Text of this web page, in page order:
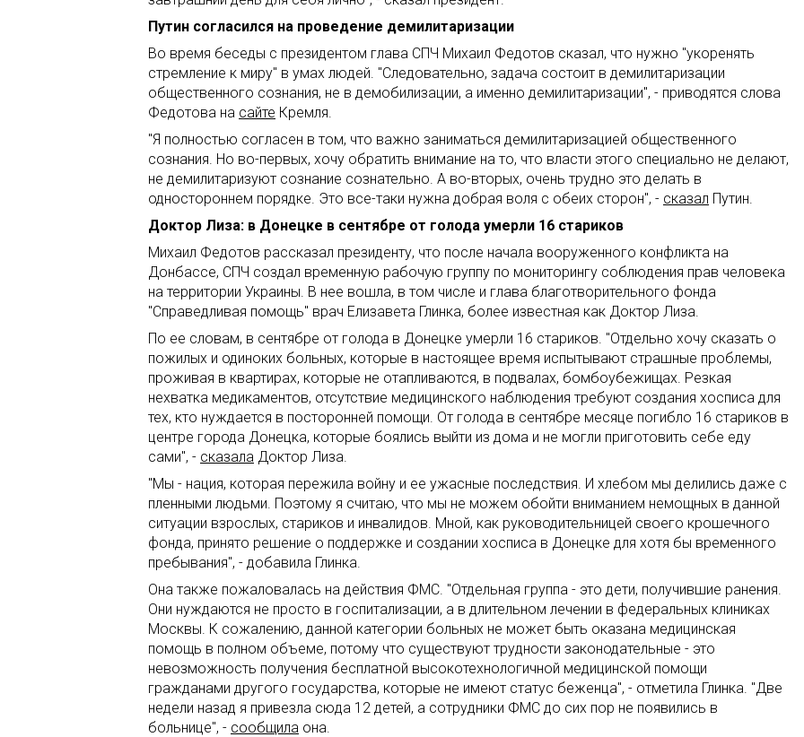
Путин согласился на проведение демилитаризации
Во время беседы с президентом глава СПЧ Михаил Федотов сказал, что нужно "укоренять
стремление к миру" в умах людей. "Следовательно, задача состоит в демилитаризации
общественного сознания, не в демобилизации, а именно демилитаризации", - приводятся слова
Федотова на сайте Кремля.
"Я полностью согласен в том, что важно заниматься демилитаризацией общественного
сознания. Но во-первых, хочу обратить внимание на то, что власти этого специально не делают,
не демилитаризуют сознание сознательно. А во-вторых, очень трудно это делать в
одностороннем порядке. Это все-таки нужна добрая воля с обеих сторон", - сказал Путин.
Доктор Лиза: в Донецке в сентябре от голода умерли 16 стариков
Михаил Федотов рассказал президенту, что после начала вооруженного конфликта на
Донбассе, СПЧ создал временную рабочую группу по мониторингу соблюдения прав человека
на территории Украины. В нее вошла, в том числе и глава благотворительного фонда
"Справедливая помощь" врач Елизавета Глинка, более известная как Доктор Лиза.
По ее словам, в сентябре от голода в Донецке умерли 16 стариков. "Отдельно хочу сказать о
пожилых и одиноких больных, которые в настоящее время испытывают страшные проблемы,
проживая в квартирах, которые не отапливаются, в подвалах, бомбоубежищах. Резкая
нехватка медикаментов, отсутствие медицинского наблюдения требуют создания хосписа для
тех, кто нуждается в посторонней помощи. От голода в сентябре месяце погибло 16 стариков в
центре города Донецка, которые боялись выйти из дома и не могли приготовить себе еду
сами", - сказала Доктор Лиза.
"Мы - нация, которая пережила войну и ее ужасные последствия. И хлебом мы делились даже с
пленными людьми. Поэтому я считаю, что мы не можем обойти вниманием немощных в данной
ситуации взрослых, стариков и инвалидов. Мной, как руководительницей своего крошечного
фонда, принято решение о поддержке и создании хосписа в Донецке для хотя бы временного
пребывания", - добавила Глинка.
Она также пожаловалась на действия ФМС. "Отдельная группа - это дети, получившие ранения.
Они нуждаются не просто в госпитализации, а в длительном лечении в федеральных клиниках
Москвы. К сожалению, данной категории больных не может быть оказана медицинская
помощь в полном объеме, потому что существуют трудности законодательные - это
невозможность получения бесплатной высокотехнологичной медицинской помощи
гражданами другого государства, которые не имеют статус беженца", - отметила Глинка. "Две
недели назад я привезла сюда 12 детей, а сотрудники ФМС до сих пор не появились в
больнице", - сообщила она.